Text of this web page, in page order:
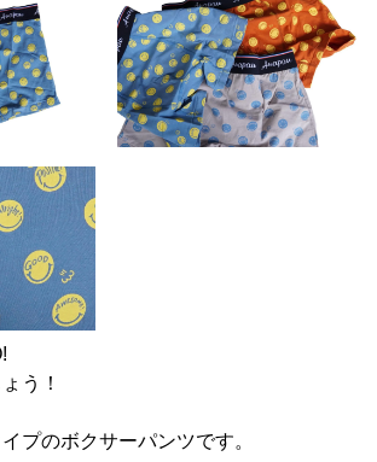
う！
プのボクサーパンツです。